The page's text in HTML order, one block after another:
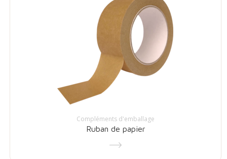
Compléments d'emballage
Ruban de papier